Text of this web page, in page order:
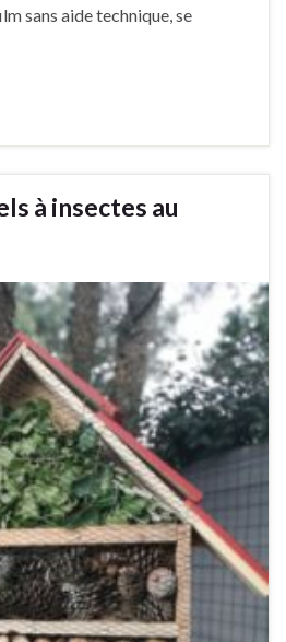
sans aide technique, se
à insectes au